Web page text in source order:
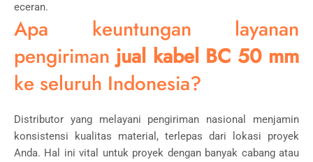
eceran.
Apa keuntungan layanan
pengirimanjual kabel BC 50 mm
ke seluruh Indonesia?
Distributor yang melayani pengiriman nasional menjamin
konsistensi kualitas material, terlepas dari lokasi proyek
Anda. Hal ini vital untuk proyek dengan banyak cabang atau